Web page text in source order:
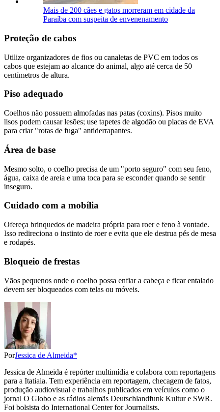
Mais de 200 cães e gatos morreram em cidade da
Paraíba com suspeita de envenenamento
Proteção de cabos
Utilize organizadores de fios ou canaletas de PVC em todos os
cabos que estejam ao alcance do animal, algo até cerca de 50
centímetros de altura.
Piso adequado
Coelhos não possuem almofadas nas patas (coxins). Pisos muito
lisos podem causar lesões; use tapetes de algodão ou placas de EVA
para criar "rotas de fuga" antiderrapantes.
Área de base
Mesmo solto, o coelho precisa de um "porto seguro" com seu feno,
água, caixa de areia e uma toca para se esconder quando se sentir
inseguro.
Cuidado com a mobília
Ofereça brinquedos de madeira própria para roer e feno à vontade.
Isso redireciona o instinto de roer e evita que ele destrua pés de mesa
e rodapés.
Bloqueio de frestas
Vãos pequenos onde o coelho possa enfiar a cabeça e ficar entalado
devem ser bloqueados com telas ou móveis.
PorJessica de Almeida*
Jessica de Almeida é repórter multimídia e colabora com reportagens
para a Itatiaia. Tem experiência em reportagem, checagem de fatos,
produção audiovisual e trabalhos publicados em veículos como o
jornal O Globo e as rádios alemãs Deutschlandfunk Kultur e SWR.
Foi bolsista do International Center for Journalists.